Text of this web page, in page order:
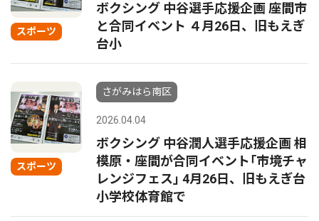
スポーツ
ボクシング 中谷選手応援企画 座間市
と合同イベント ４月26日、旧もえぎ
台小
スポーツ
さがみはら南区
2026.04.04
ボクシング 中谷潤人選手応援企画 相
模原・座間が合同イベント｢市境チャ
レンジフェス｣ 4月26日、旧もえぎ台
小学校体育館で